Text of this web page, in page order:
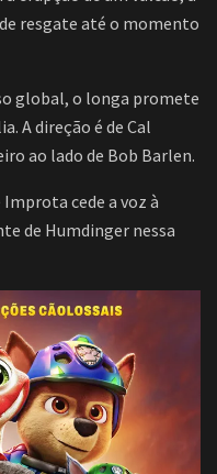
resgate até o momento
global, o longa promete
A direção é de Cal
ao lado de Bob Barlen.
cede a voz à
de Humdinger nessa